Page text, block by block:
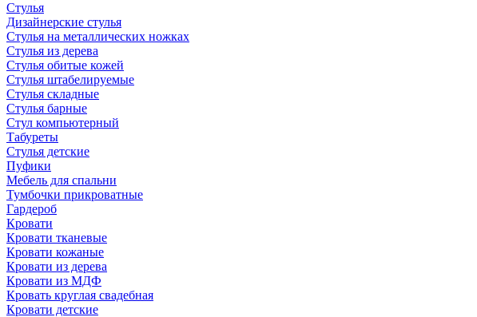
Стулья
Дизайнерские стулья
Стулья на металлических ножках
Стулья из дерева
Стулья обитые кожей
Стулья штабелируемые
Стулья складные
Стулья барные
Стул компьютерный
Табуреты
Стулья детские
Пуфики
Мебель для спальни
Тумбочки прикроватные
Гардероб
Кровати
Кровати тканевые
Кровати кожаные
Кровати из дерева
Кровати из МДФ
Кровать круглая свадебная
Кровати детские